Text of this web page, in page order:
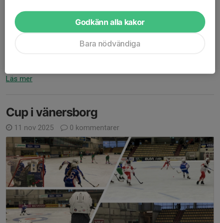
...en sista, sedan drar vi och badar. Lite så kändes det iaf när
samarbetslaget (SBBK HIF SIFn - a.k.a Stockholm United) körde
Läs mer
Cup i vänersborg
11 nov 2025 0 kommentarer
Godkänn alla kakor
Bara nödvändiga